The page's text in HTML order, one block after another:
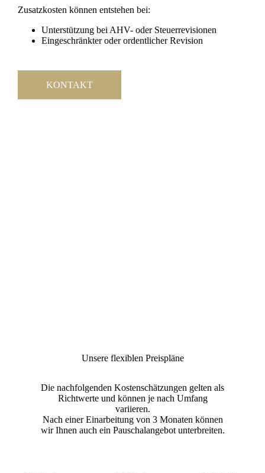
Zusatzkosten können entstehen bei:
Unterstützung bei AHV- oder Steuerrevisionen
Eingeschränkter oder ordentlicher Revision
KONTAKT
Unsere flexiblen Preispläne
Die nachfolgenden Kostenschätzungen gelten als
Richtwerte und können je nach Umfang
variieren.
Nach einer Einarbeitung von 3 Monaten können
wir Ihnen auch ein Pauschalangebot unterbreiten.